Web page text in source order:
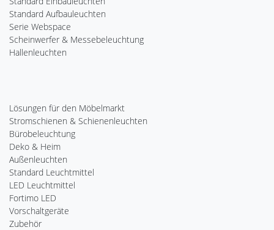
Standard Aufbauleuchten
Serie Webspace
Scheinwerfer & Messebeleuchtung
Hallenleuchten
Lösungen für den Möbelmarkt
Stromschienen & Schienenleuchten
Bürobeleuchtung
Deko & Heim
Außenleuchten
Standard Leuchtmittel
LED Leuchtmittel
Fortimo LED
Vorschaltgeräte
Zubehör